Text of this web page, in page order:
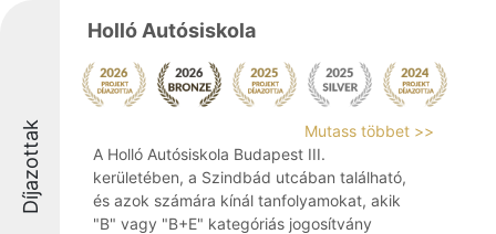
Díjazottak
Holló Autósiskola
Mutass többet >>
A Holló Autósiskola Budapest III.
kerületében, a Szindbád utcában található,
és azok számára kínál tanfolyamokat, akik
"B" vagy "B+E" kategóriás jogosítvány